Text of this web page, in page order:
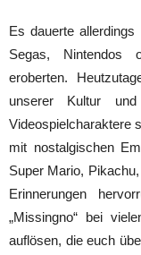
Es dauerte
Segas, Nintendos
eroberten.
unserer Kultur und
Videospielcharaktere
mit nostalgischen
Super Mario,
Erinnerungen
„Missingno“ bei
auflösen, die euch